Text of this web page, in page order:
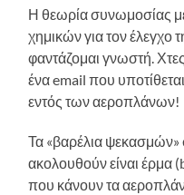
Η θεωρία συνωμοσίας
χημικών για τον έλεγχο
φαντάζομαι γνωστή.
ένα email που υποτίθεται
εντός των αεροπλάνων!
Τα «βαρέλια
ακολουθούν είναι έρμα
που κάνουν τα